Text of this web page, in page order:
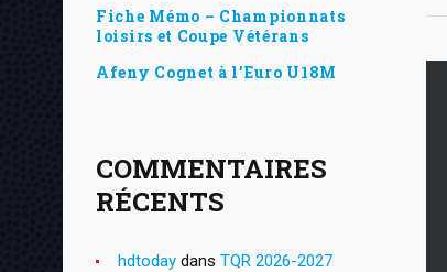
Fiche Mémo – Championnats
loisirs et Coupe Vétérans
Afeny Cognet à l’Euro U18M
COMMENTAIRES
RÉCENTS
hdtoday dans TQR 2026-2027